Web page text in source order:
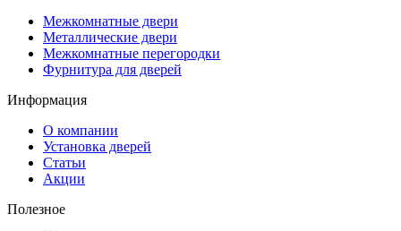
Межкомнатные двери
Металлические двери
Межкомнатные перегородки
Фурнитура для дверей
Информация
О компании
Установка дверей
Статьи
Акции
Полезное